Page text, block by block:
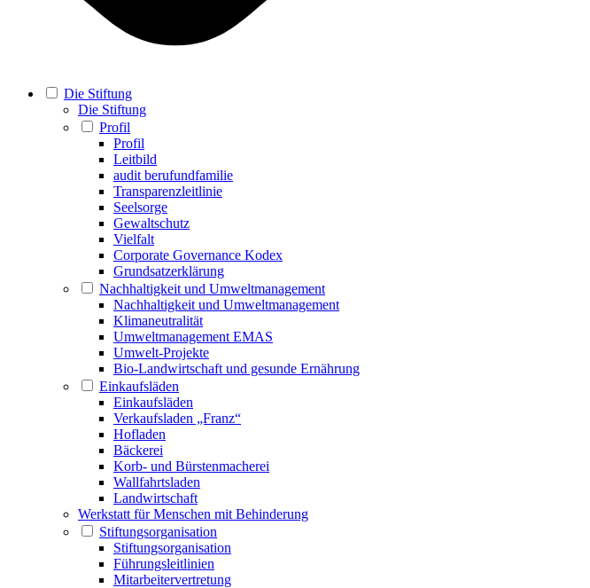
Die Stiftung
Die Stiftung
Profil
Profil
Leitbild
audit berufundfamilie
Transparenzleitlinie
Seelsorge
Gewaltschutz
Vielfalt
Corporate Governance Kodex
Grundsatzerklärung
Nachhaltigkeit und Umweltmanagement
Nachhaltigkeit und Umweltmanagement
Klimaneutralität
Umweltmanagement EMAS
Umwelt-Projekte
Bio-Landwirtschaft und gesunde Ernährung
Einkaufsläden
Einkaufsläden
Verkaufsladen „Franz“
Hofladen
Bäckerei
Korb- und Bürstenmacherei
Wallfahrtsladen
Landwirtschaft
Werkstatt für Menschen mit Behinderung
Stiftungsorganisation
Stiftungsorganisation
Führungsleitlinien
Mitarbeitervertretung